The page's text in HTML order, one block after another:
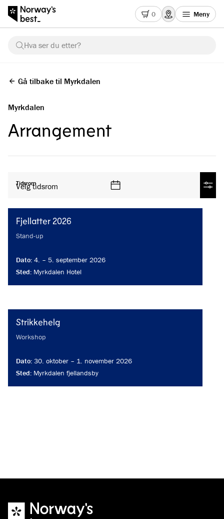
0 Meny
Hva ser du etter?
Gå tilbake til Myrkdalen
Myrkdalen
Arrangement
Tidsrom
Velg tidsrom
Fjellatter 2026
Type
Stand-up
Dato: 4. – 5. september 2026
Sted: Myrkdalen Hotel
Strikkehelg
Type
Workshop
Dato: 30. oktober – 1. november 2026
Sted: Myrkdalen fjellandsby